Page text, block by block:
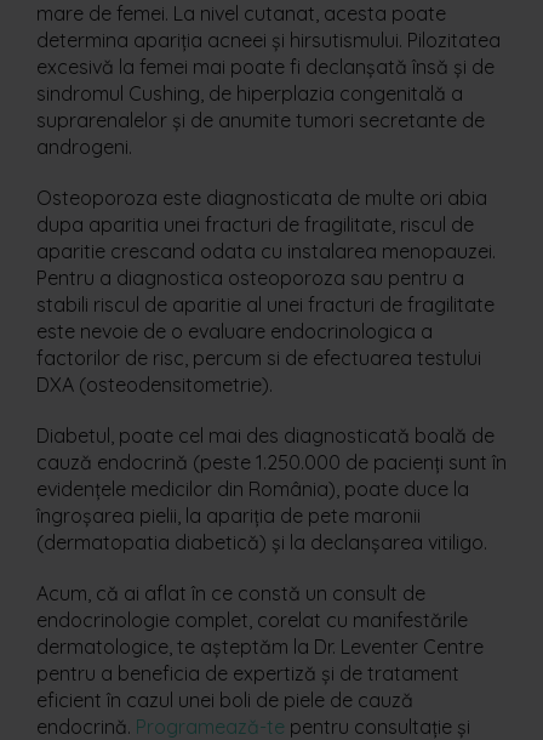
mare de femei. La nivel cutanat, acesta poate
determina apariția acneei și hirsutismului. Pilozitatea
excesivă la femei mai poate fi declanșată însă și de
sindromul Cushing, de hiperplazia congenitală a
suprarenalelor și de anumite tumori secretante de
androgeni.
Osteoporoza este diagnosticata de multe ori abia
dupa aparitia unei fracturi de fragilitate, riscul de
aparitie crescand odata cu instalarea menopauzei.
Pentru a diagnostica osteoporoza sau pentru a
stabili riscul de aparitie al unei fracturi de fragilitate
este nevoie de o evaluare endocrinologica a
factorilor de risc, percum si de efectuarea testului
DXA (osteodensitometrie).
Diabetul, poate cel mai des diagnosticată boală de
cauză endocrină (peste 1.250.000 de pacienți sunt în
evidențele medicilor din România), poate duce la
îngroșarea pielii, la apariția de pete maronii
(dermatopatia diabetică) și la declanșarea vitiligo.
Acum, că ai aflat în ce constă un consult de
endocrinologie complet, corelat cu manifestările
dermatologice, te așteptăm la Dr. Leventer Centre
pentru a beneficia de expertiză și de tratament
eficient în cazul unei boli de piele de cauză
endocrină. Programează-te pentru consultație și